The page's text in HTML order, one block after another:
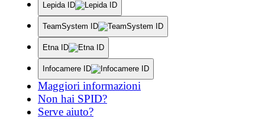
Lepida ID
TeamSystem ID
Etna ID
Infocamere ID
Maggiori informazioni
Non hai SPID?
Serve aiuto?